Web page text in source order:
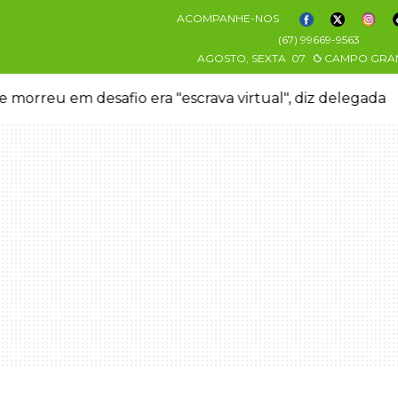
ACOMPANHE-NOS
(67) 99669-9563
AGOSTO, SEXTA 07 CAMPO
morreu em desafio era "escrava virtual", diz delegada